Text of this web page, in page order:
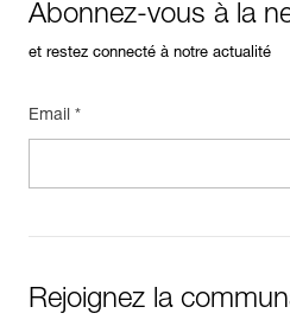
Abonnez-vous à la
et restez connecté à notre actualité
Email *
Rejoignez la